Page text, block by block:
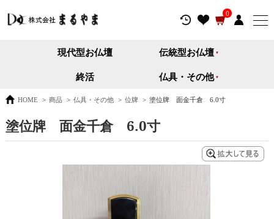
0
現代型お仏壇 伝統型お仏壇
終活 仏具・その他
HOME > 商品 > 仏具・その他 > 位牌 > 塗位牌 面金千倉 6.0寸
塗位牌 面金千倉 6.0寸